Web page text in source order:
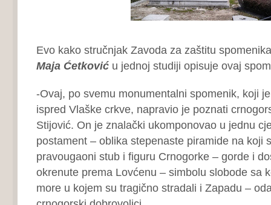
Evo kako stručnjak Zavoda za zaštitu
Maja Ćetkoviću jednoj studiji opisuje ovaj
-Ovaj, po svemu monumentalni spomenik, koji
ispred Vlaške crkve, napravio je poznati
Stijović. On je znalački ukomponovao u jednu
postament – oblika stepenaste piramide na koji
pravougaoni stub i figuru Crnogorke – gorde i
okrenute prema Lovćenu – simbolu slobode sa
more u kojem su tragično stradali i Zapadu –